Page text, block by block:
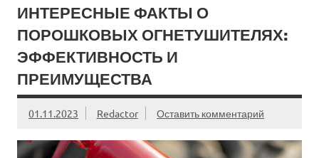
ИНТЕРЕСНЫЕ ФАКТЫ О
ПОРОШКОВЫХ ОГНЕТУШИТЕЛЯХ:
ЭФФЕКТИВНОСТЬ И
ПРЕИМУЩЕСТВА
01.11.2023 Redactor Оставить комментарий